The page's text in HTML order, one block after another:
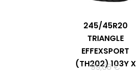
245/45R20
TRIANGLE
EFFEXSPORT
(TH202) 103Y X
99,68€